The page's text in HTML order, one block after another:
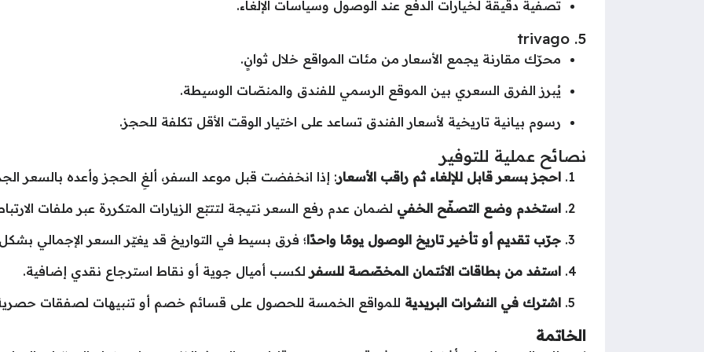
تصفية دقيقة لخيارات الدفع عند الوصول وسياسات الإلغاء.
5. trivago
محرّك مقارنة يجمع الأسعار من مئات المواقع خلال ثوانٍ.
يُبرز الفرق السعري بين الموقع الرسمي للفندق والمنصّات الوسيطة.
رسوم بيانية تاريخية لأسعار الفندق تساعد على اختيار الوقت الأقل تكلفة للحجز.
نصائح عملية للتوفير
احجز بسعر قابل للإلغاء ثم راقب الأسعار: إذا انخفضت قبل موعد السفر، ألغِ الحجز وأعده بالسعر
استخدم وضع التصفّح الخفي لضمان عدم رفع السعر نتيجة لتتبّع الزيارات المتكررة عبر ملفات
جرّب تقديم أو تأخير تاريخ الوصول يومًا واحدًا؛ فرق بسيط في التواريخ قد يغيّر السعر الإجمالي
استفد من بطاقات الائتمان المخصّصة للسفر لكسب أميال جوية أو نقاط استرجاع نقدي إضافية.
اشترك في النشرات البريدية للمواقع الخمسة للحصول على قسائم خصم أو تنبيهات لصفقات
الخاتمة